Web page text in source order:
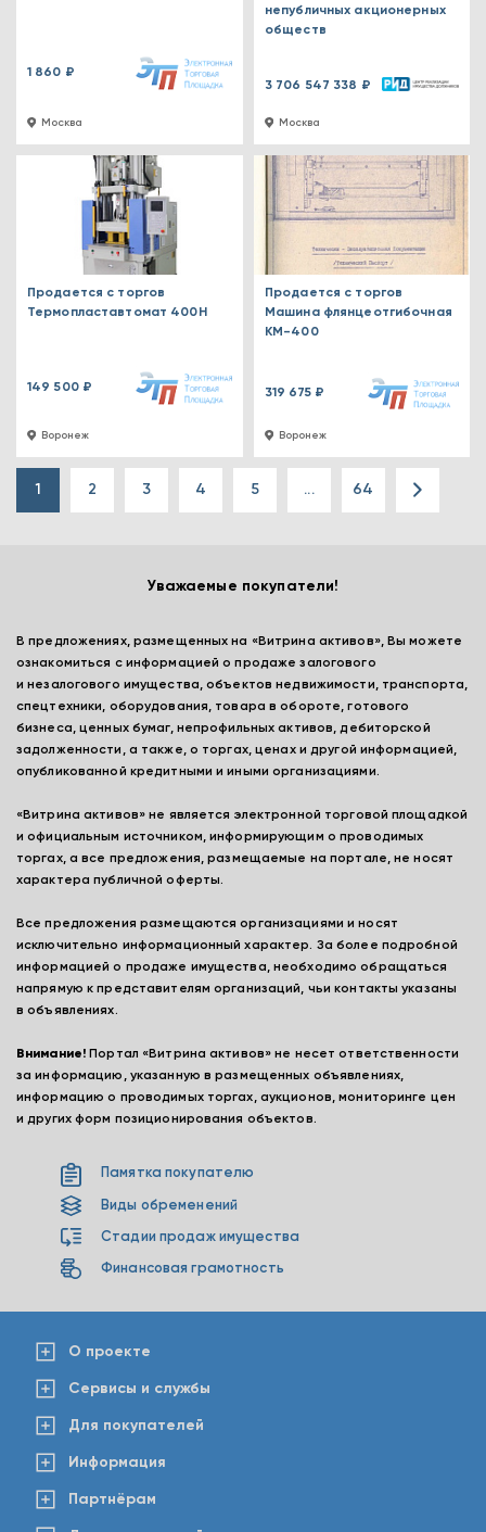
Москва
1 860 ₽
Москва
непубличных акционерных
обществ
3 706 547 338 ₽
Воронеж
Продается с торгов
Термопластавтомат 400H
149 500 ₽
Воронеж
Продается с торгов
Машина флянцеотгибочная
КМ-400
319 675 ₽
1 2 3 4 5 ... 64
Уважаемые покупатели!
В предложениях, размещенных на «Витрина активов», Вы можете
ознакомиться с информацией о продаже залогового
и незалогового имущества, объектов недвижимости, транспорта,
спецтехники, оборудования, товара в обороте, готового
бизнеса, ценных бумаг, непрофильных активов, дебиторской
задолженности, а также, о торгах, ценах и другой информацией,
опубликованной кредитными и иными организациями.
«Витрина активов» не является электронной торговой площадкой
и официальным источником, информирующим о проводимых
торгах, а все предложения, размещаемые на портале, не носят
характера публичной оферты.
Все предложения размещаются организациями и носят
исключительно информационный характер. За более подробной
информацией о продаже имущества, необходимо обращаться
напрямую к представителям организаций, чьи контакты указаны
в объявлениях.
Внимание! Портал «Витрина активов» не несет ответственности
за информацию, указанную в размещенных объявлениях,
информацию о проводимых торгах, аукционов, мониторинге цен
и других форм позиционирования объектов.
Памятка покупателю
Виды обременений
Стадии продаж имущества
Финансовая грамотность
О проекте
Сервисы и службы
Для покупателей
Информация
Партнёрам